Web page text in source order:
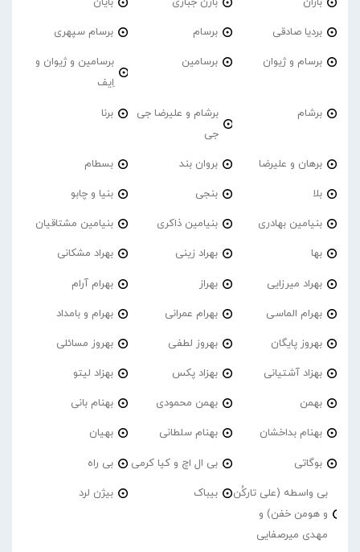
بردیا صادقی برسام برسام سپهری
برسام و ژیوان برسامین
برسامین و ژیوان و
اِیف
برشام
برشام و علیرضا جی
جی
برنا
برهان و علیرضا بروان بند بسطام
بلا بنجی بنیا و چابو
بنیامین بهادری بنیامین ذاکری بنیامین مشتاقیان
بها بهراد زینی بهراد مشکانی
بهراد میرزایی بهراز بهرام آرام
بهرام الماسی بهرام عمرانی بهرام و بامداد
بهروز پایگان بهروز لطفی بهروز مسائلی
بهزاد آشتیانی بهزاد پکس بهزاد لیتو
بهمن بهمن محمودی بهنام بانی
بهنام بداخشان بهنام سلطانی بهیان
بوگاتی بی ال اچ و کیا کرمی بی راه
بی واسطه (علی تارکُن
و هومن خفن) و
مهدی میرصفایی
بیباک بیژن لرد